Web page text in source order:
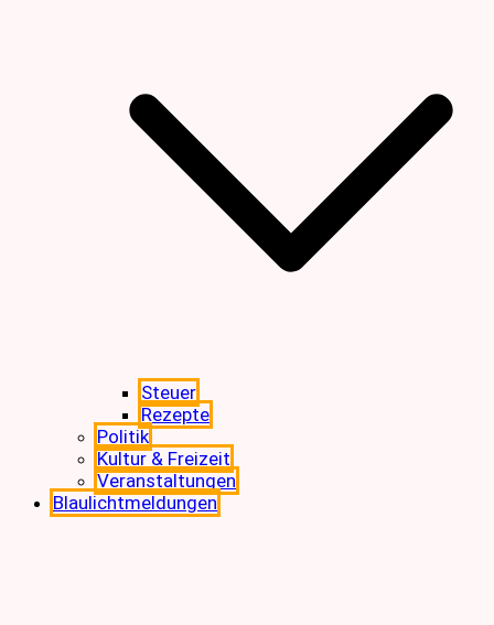
Steuer
Rezepte
Politik
Kultur & Freizeit
Veranstaltungen
Blaulichtmeldungen